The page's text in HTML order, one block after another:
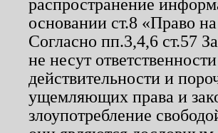
распространение
основании ст.8 «Право
Согласно пп.3,4,6 ст.57
не несут
действительности и
ущемляющих права и
злоупотребление